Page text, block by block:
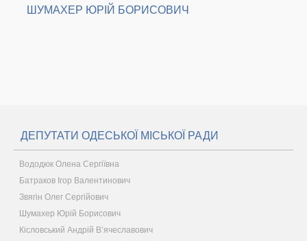
ШУМАХЕР ЮРІЙ БОРИСОВИЧ
ДЕПУТАТИ ОДЕСЬКОЇ МІСЬКОЇ РАДИ
Вододюк Олена Сергіївна
Батраков Ігор Валентинович
Звягін Олег Сергійович
Шумахер Юрій Борисович
Кісловський Андрій В’ячеславович